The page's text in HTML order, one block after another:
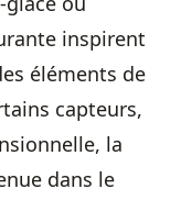
inspirent
éléments de
capteurs,
la
dans le